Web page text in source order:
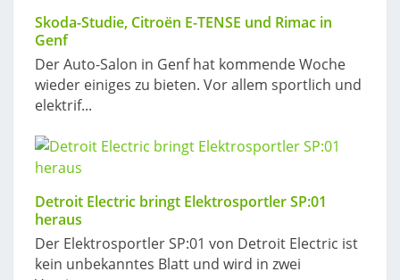
Skoda-Studie, Citroën E-TENSE und Rimac in
Genf
Der Auto-Salon in Genf hat kommende Woche
wieder einiges zu bieten. Vor allem sportlich und
elektrif...
Detroit Electric bringt Elektrosportler SP:01
heraus
Der Elektrosportler SP:01 von Detroit Electric ist
kein unbekanntes Blatt und wird in zwei